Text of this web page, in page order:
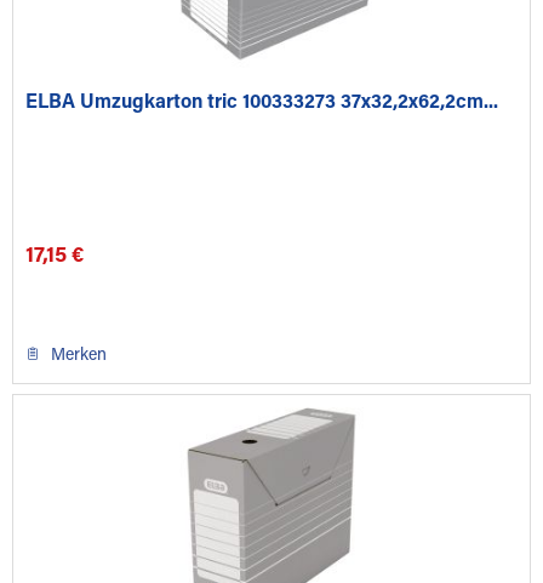
ELBA Umzugkarton tric 100333273 37x32,2x62,2cm...
17,15 €
Merken